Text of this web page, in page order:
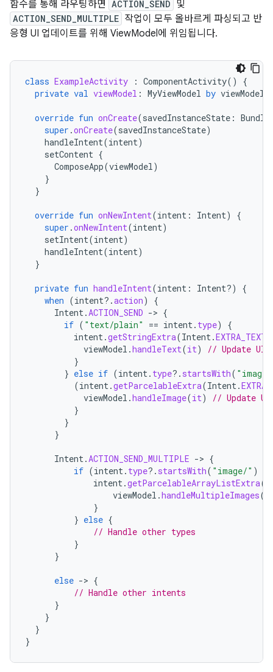
함수를 통해 라우팅하면 ACTION_SEND 및
ACTION_SEND_MULTIPLE 작업이 모두 올바르게 파싱되고 반
응형 UI 업데이트를 위해 ViewModel에 위임됩니다.
class ExampleActivity : ComponentActivity()
{
private val viewModel : MyViewModel by viewModels
override fun onCreate(savedInstanceState :
super .onCreate(savedInstanceState)
handleIntent(intent)
setContent {
ComposeApp(viewModel)
}
}
override fun onNewIntent(intent : Intent)
{
super .onNewIntent(intent)
setIntent(intent)
handleIntent(intent)
}
private fun handleIntent(intent : Intent?)
{
when (intent?.action)
{
Intent.ACTION_SEND -> {
if ( "text/plain" == intent. type)
{
intent.getStringExtra(Intent.EXTRA_TEXT
viewModel .handleText(it)
// Update UI
}
} else if (intent. type?. startsWith(
(intent.getParcelableExtra(Intent.
viewModel .handleImage(it)
// Update
}
}
}
Intent.ACTION_SEND_MULTIPLE -> {
if (intent. type?. startsWith( "image/" )
intent.getParcelableArrayListExtra(
viewModel .handleMultipleImages(
}
} else {
// Handle other types
}
}
else -> {
// Handle other intents
}
}
}
}